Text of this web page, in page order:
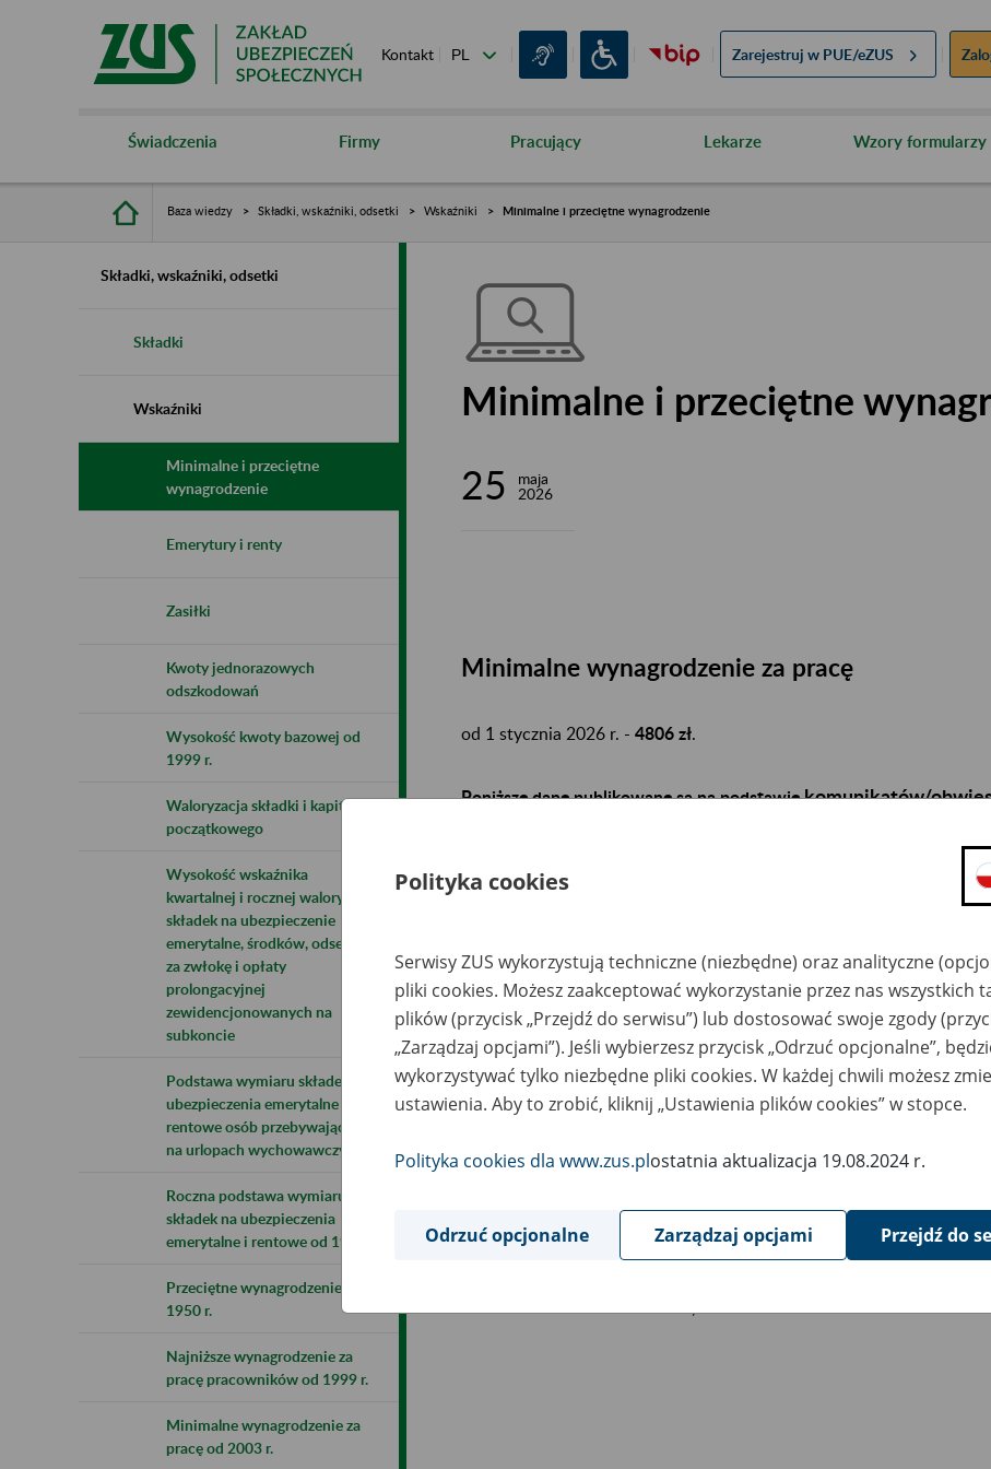
Kontakt Zarejestruj w PUE/eZUS
Świadczenia Firmy Pracujący Lekarze Wzory formularzy
Baza wiedzy Składki, wskaźniki, odsetki Wskaźniki Minimalne i przeciętne wynagrodzenie
Składki, wskaźniki, odsetki
Składki
Wskaźniki
Minimalne i przeciętne
wynagrodzenie
Emerytury i renty
Zasiłki
Kwoty jednorazowych
odszkodowań
Wysokość kwoty bazowej od
1999 r.
Waloryzacja składki i kapitału
początkowego
Wysokość wskaźnika
kwartalnej i rocznej waloryzacji
składek na ubezpieczenie
emerytalne, środków, odsetek
za zwłokę i opłaty
prolongacyjnej
zewidencjonowanych na
subkoncie
Podstawa wymiaru składek na
ubezpieczenia emerytalne i
rentowe osób przebywających
na urlopach wychowawczych
Roczna podstawa wymiaru
składek na ubezpieczenia
emerytalne i rentowe od 1999 r.
Przeciętne wynagrodzenie od
1950 r.
Najniższe wynagrodzenie za
pracę pracowników od 1999 r.
Minimalne wynagrodzenie za
pracę od 2003 r.
Minimalne i przeciętne
25
maja
2026
Minimalne wynagrodzenie za pracę
od 1 stycznia 2026 r. - 4806 zł
Poniższe dane publikowane są na podstawiekomunikatów/
.
Przeciętne wynagrodzenie w gospodarce
w 2025 r. - 8 903,56 zł.
Przeciętne wynagrodzenie
w I kwartale 2026 r. -
w IV kwartale 2025 r. -9197,79 zł,
w III kwartale 2025 r. -8771,70 zł ,
Polityka cookies
Serwisy ZUS wykorzystują techniczne (niezbędne) oraz analityczne
pliki cookies. Możesz zaakceptować wykorzystanie przez nas wszystkich
plików (przycisk „Przejdź do serwisu”) lub dostosować swoje zgody
„Zarządzaj opcjami”). Jeśli wybierzesz przycisk „Odrzuć opcjonalne”,
wykorzystywać tylko niezbędne pliki cookies. W każdej chwili możesz
ustawienia. Aby to zrobić, kliknij „Ustawienia plików cookies” w stopce.
Polityka cookies dla www.zus.plostatnia aktualizacja 19.08.2024 r.
Odrzuć opcjonalne Zarządzaj opcjami Przejdź do